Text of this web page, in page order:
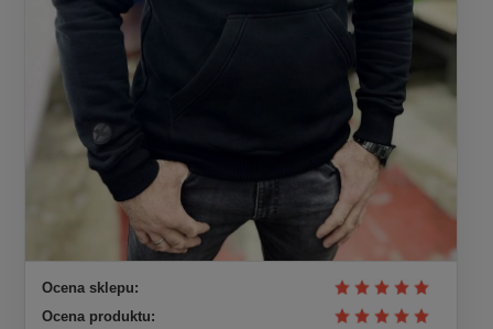
Ocena sklepu:
Ocena produktu: